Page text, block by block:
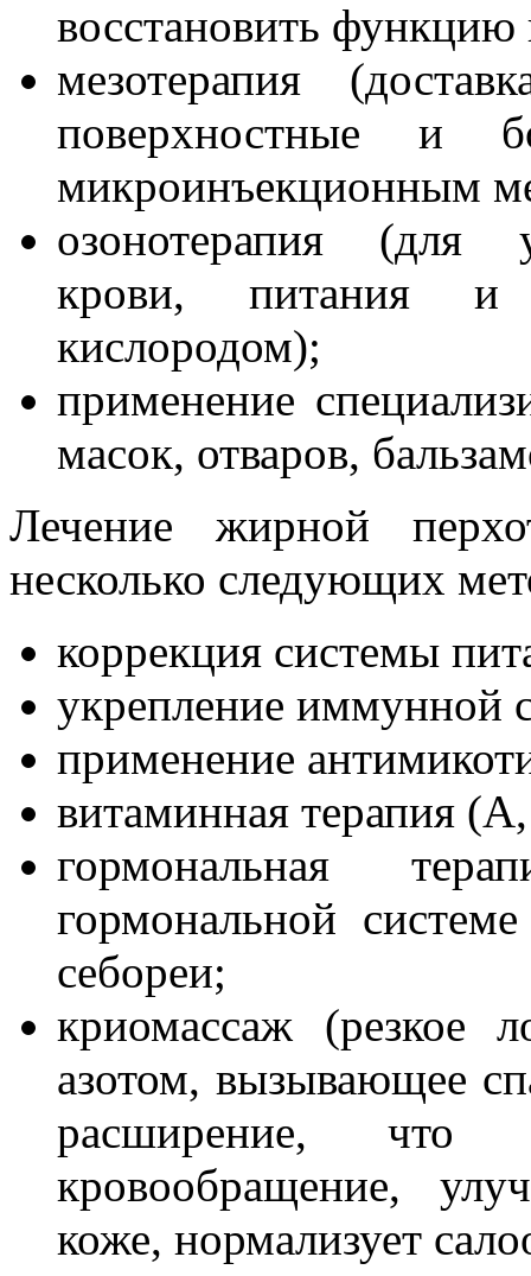
восстановить функцию
мезотерапия
поверхностные и
микроинъекционным
озонотерапия (для
крови, питания и
кислородом);
применение
масок, отваров,
Лечение жирной
несколько следующих
коррекция системы
укрепление иммунной
применение
витаминная терапия
гормональная
гормональной
себореи;
криомассаж (резкое
азотом, вызывающее
расширение, что
кровообращение,
коже, нормализует